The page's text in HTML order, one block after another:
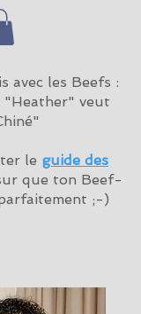
avec les Beefs :
"Heather" veut
le guide des
que ton Beef-
;-)